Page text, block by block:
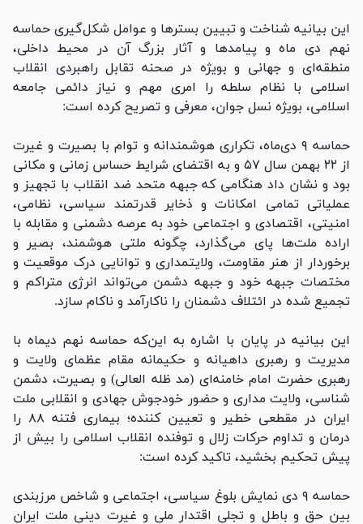
این بیانیه شناخت و تبیین بستر‌ها و عوامل شکل‌گیری حماسه
نهم دی ماه و پیامد‌ها و آثار بزرگ آن در محیط داخلی،
منطقه‌ای و جهانی و بویژه در صحنه تقابل راهبردی انقلاب
اسلامی با نظام سلطه را امری مهم و نیاز دائمی جامعه
اسلامی، بویژه نسل جوان، معرفی و تصریح کرده است:
حماسه ۹ دی‌ماه، تکراری هوشمندانه و توام با بصیرت و غیرت
از ۲۲ بهمن سال ۵۷ و به اقتضای شرایط حساس زمانی و مکانی
بود و نشان داد هنگامی که جبهه متحد ضد انقلاب با تجهیز و
عملیاتی تمامی امکانات و ذخایر قدرتمند سیاسی، نظامی،
امنیتی، اقتصادی و اجتماعی خود به عرصه دشمنی و مقابله با
اراده ملت‌ها پای می‌گذارد، چگونه ملتی هوشمند، بصیر و
برخوردار از هنر مقاومت، ولایتمداری و توانایی درک موقعیت و
مختصات جبهه خود و جبهه دشمن می‌تواند انرژی متراکم و
تجمیع شده در ائتلاف دشمنان را ناکارآمد و ناکام سازد.
این بیانیه در پایان با اشاره به این‌که حماسه نهم دیماه با
مدیریت و رهبری داهیانه و حکیمانه مقام عظمای ولایت و
رهبری حضرت امام خامنه‌ای (مد ظله العالی) و بصیرت، دشمن
شناسی، ولایت مداری و حضور خودجوش جهادی و انقلابی ملت
ایران در مقطعی خطیر و تعیین کننده؛ بیماری فتنه ۸۸ را
درمان و تداوم حرکات زلال و توفنده انقلاب اسلامی را بیش از
پیش تحکیم بخشید، تاکید کرده است:
حماسه ۹ دی نمایش بلوغ سیاسی، اجتماعی و شاخص مرزبندی
بین حق و باطل و تجلی اقتدار ملی و غیرت دینی ملت ایران